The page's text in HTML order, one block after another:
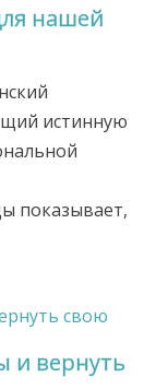
нашей
истинную
показывает,
и вернуть